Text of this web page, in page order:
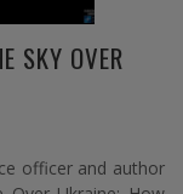
SKY OVER
officer and author